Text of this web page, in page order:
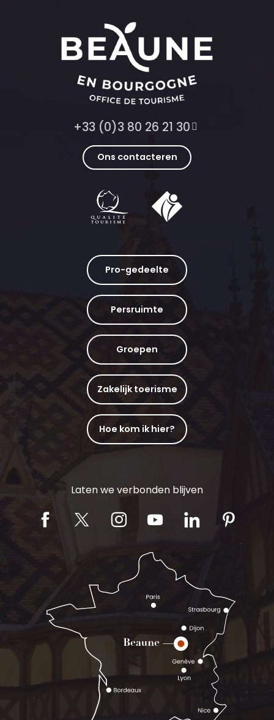
+33 (0)3 80 26 21 30
Ons contacteren
Pro-gedeelte
Persruimte
Groepen
Zakelijk toerisme
Hoe kom ik hier?
Laten we verbonden blijven